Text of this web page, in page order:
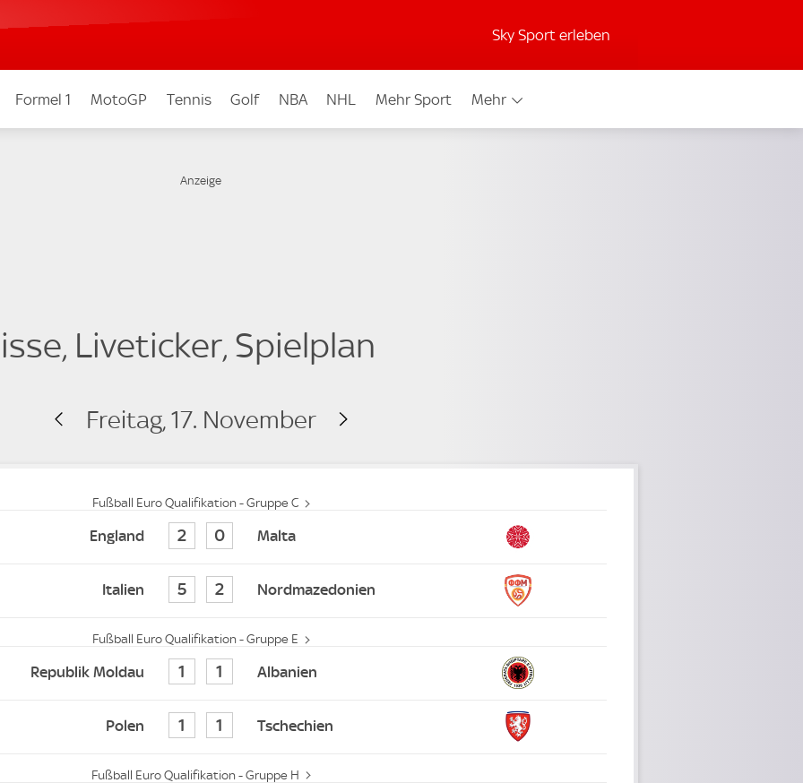
Sky Sport erleben
Formel 1 MotoGP Tennis Golf NBA NHL Mehr Sport Mehr
Liveticker, Spielplan
Freitag, 17. November
Fußball Euro Qualifikation - Gruppe C
England 2 0 Malta
Italien 5 2 Nordmazedonien
Fußball Euro Qualifikation - Gruppe E
Republik Moldau 1 1 Albanien
Polen 1 1 Tschechien
Fußball Euro Qualifikation - Gruppe H